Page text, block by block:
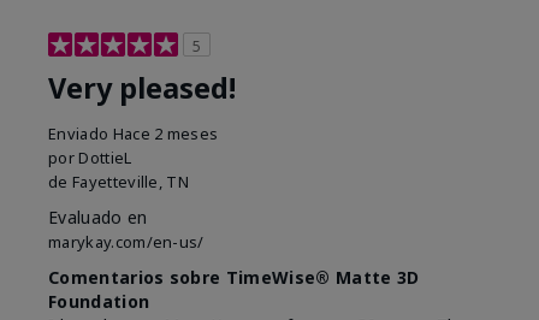
5
Very pleased!
Enviado Hace 2 meses
por DottieL
de Fayetteville, TN
Evaluado en
marykay.com/en-us/
Comentarios sobre TimeWise® Matte 3D
Foundation